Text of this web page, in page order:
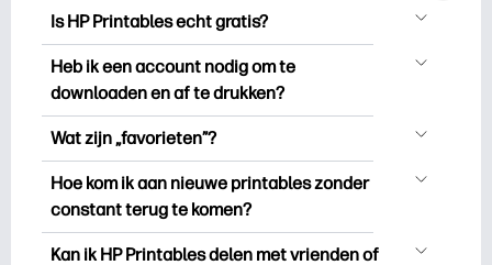
Is HP Printables echt gratis?
HP Printables biedt meer dan 2.500
gratis printables om te downloaden en
kleurplaten, leuke leerwerkbladen,
knutselwerkjes en kaarten voor speciale
gelegenheden, planners, kalenders en
meer.
Heb ik een account nodig om te
downloaden en af te drukken?
Je kunt ontdekken en printen zonder een
account aan te maken. Maar als u zich
aanmeldt, kunt u uw favoriete printables
opslaan en deze gemakkelijk
terugvinden onder „Favorieten”.
Sommige premiumcollecties kunt u
Wat zijn „favorieten”?
Favorieten is je persoonlijke voorraad
favoriete printables. Als u een bepaald
afdrukbaar bestand wilt
bookmarken/opslaan, klikt u gewoon op
Hoe kom ik aan nieuwe printables zonder
constant terug te komen?
U kunt zich inschrijven op
de HP
Kan ik HP Printables delen met vrienden of